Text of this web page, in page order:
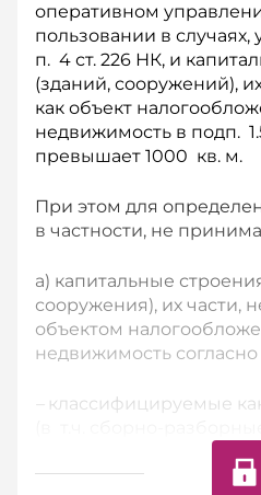
оперативном
пользовании в случаях,
п. 4 ст. 226 НК, и
(зданий, сооружений),
как объект
недвижимость в подп.
превышает 1000 кв. м.
При этом для
в частности, не
а) капитальные
сооружения), их части,
объектом
недвижимость согласно
–классифицируемые